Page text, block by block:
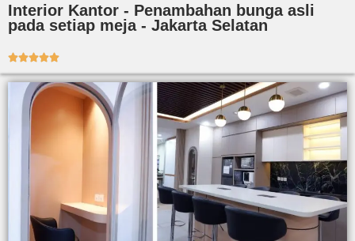
Interior Kantor - Penambahan bunga asli
pada setiap meja - Jakarta Selatan
